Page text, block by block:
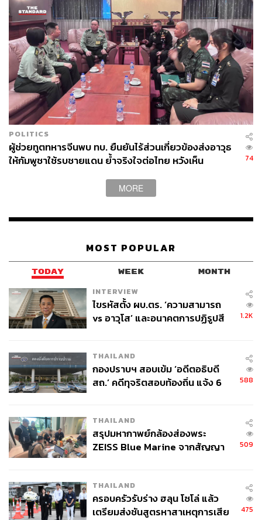
https://web.dlt.go.th/statistics/
https://www.thaiautonews.net/auto-news/the-neta-s-d
ual-motor-awd-electric-sports-saloon-with-scissor-do
ors-english-review/
สามารถติดตาม THE STANDARD WEALTH
ผ่านแอปพลิเคชันต่างๆ ที่คุณสะดวกหรือใช้งานอยู่แล้วได้เลย
รถยนต์ไฟฟ้า - Electric Vehicle
ตลาดรถยนต์ไฟฟ้า
กิจการยานยนต์ไฟฟ้า (EV)
142
ABOUT THE AUTHOR
เสาวลักษณ์ เขตสูงเนิน
Content Creator THE STANDARD WEALTH
POLITICS
ผู้ช่วยทูตทหารจีนพบ ทบ. ยืนยันไร้ส่วนเกี่ยวข้องส่งอาวุธ
ให้กัมพูชาใช้รบชายแดน ย้ำจริงใจต่อไทย หวังเห็น
74
MORE
MOST POPULAR
TODAY WEEK MONTH
INTERVIEW
ไขรหัสตั้ง ผบ.ตร. ‘ความสามารถ
vs อาวุโส’ และอนาคตการปฏิรูปสี
1.2K
THAILAND
กองปราบฯ สอบเข้ม ‘อดีตอธิบดี
สถ.’ คดีทุจริตสอบท้องถิ่น แจ้ง 6
588
THAILAND
สรุปมหากาพย์กล้องส่องพระ
ZEISS Blue Marine จากสัญญา
จ่ายหนี้-แอบระบุแบรนด์
509
THAILAND
ครอบครัวรับร่าง ฮลุน โซโล่ แล้ว
เตรียมส่งชันสูตรหาสาเหตุการเสีย
475